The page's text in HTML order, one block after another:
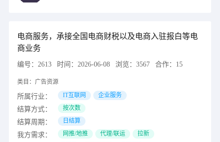
电商服务，承接全国电商财税以及电商入驻报白等电
商业务
编号： 2613 时间： 2026-06-08 浏览： 3567 合作： 15
类目： 广告资源
所属行业： IT互联网 企业服务
结算方式： 按次数
结算周期： 日结算
我方需求： 网推/地推 代理/联运 拉新